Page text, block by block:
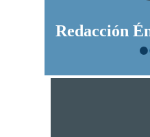
Redacción